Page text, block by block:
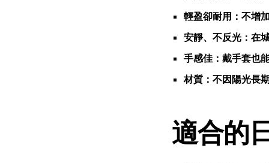
輕盈卻耐用 ：不增
安靜、不反光：在
手感佳：戴手套也
材質： 不因陽光長
適合的